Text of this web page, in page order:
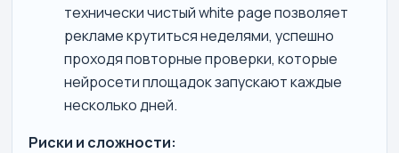
технически чистый white page позволяет
рекламе крутиться неделями, успешно
проходя повторные проверки, которые
нейросети площадок запускают каждые
несколько дней.
Риски и сложности: